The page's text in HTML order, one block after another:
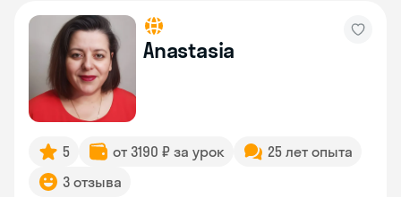
Anastasia
5 от 3190 ₽ за урок
25 лет опыта
3 отзыва